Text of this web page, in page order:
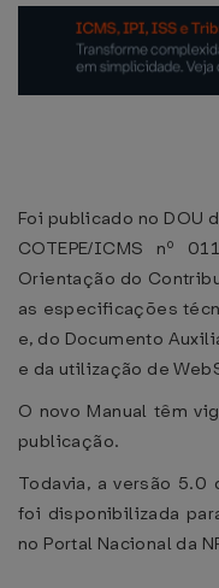
Foi publicado no DOU
COTEPE/ICMS nº
Orientação do
as especificações
e, do Documento
e da utilização de
O novo Manual têm
publicação.
Todavia, a versão 5.0
foi disponibilizada
no Portal Nacional da